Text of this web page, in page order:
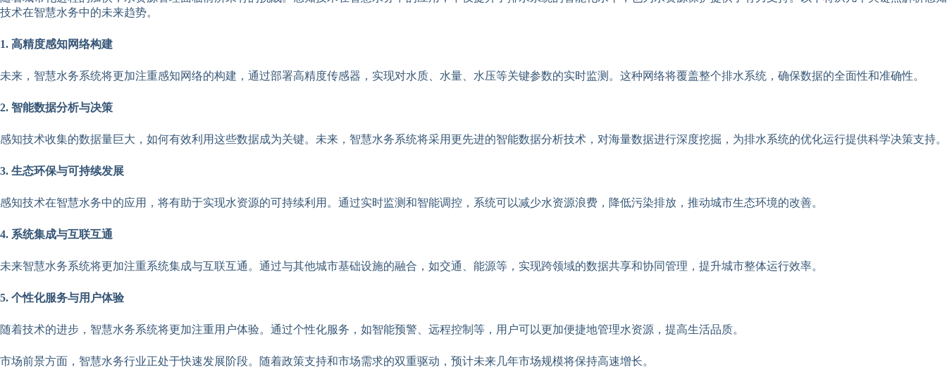
技术在智慧水务中的未来趋势。
1. 高精度感知网络构建
未来，智慧水务系统将更加注重感知网络的构建，通过部署高精度传感器，实现对水质、水量、水压等关键参数的实时监测。这种网络将覆盖整个排水系统，确保数据的全面性和准确性。
2. 智能数据分析与决策
感知技术收集的数据量巨大，如何有效利用这些数据成为关键。未来，智慧水务系统将采用更先进的智能数据分析技术，对海量数据进行深度挖掘，为排水系统的优化运行提供科学决策支持。
3. 生态环保与可持续发展
感知技术在智慧水务中的应用，将有助于实现水资源的可持续利用。通过实时监测和智能调控，系统可以减少水资源浪费，降低污染排放，推动城市生态环境的改善。
4. 系统集成与互联互通
未来智慧水务系统将更加注重系统集成与互联互通。通过与其他城市基础设施的融合，如交通、能源等，实现跨领域的数据共享和协同管理，提升城市整体运行效率。
5. 个性化服务与用户体验
随着技术的进步，智慧水务系统将更加注重用户体验。通过个性化服务，如智能预警、远程控制等，用户可以更加便捷地管理水资源，提高生活品质。
市场前景方面，智慧水务行业正处于快速发展阶段。随着政策支持和市场需求的双重驱动，预计未来几年市场规模将保持高速增长。